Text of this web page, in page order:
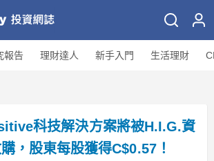
報告 理財達人 新手入門 生活理財
科技解決方案將被H.I.G.資
，股東每股獲得C$0.57！